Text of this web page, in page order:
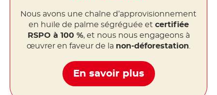
Nous avons une chaîne d’approvisionnement
en huile de palme ségréguée et certifiée
RSPO à 100 %, et nous nous engageons à
œuvrer en faveur de la non-déforestation
En savoir plus